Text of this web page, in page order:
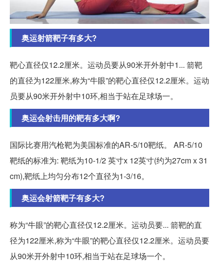
奥运射箭靶子有多大?
靶心直径仅12.2厘米。运动员要从90米开外射中1... 箭靶
的直径为122厘米,称为“牛眼”的靶心直径仅12.2厘米。运动
员要从90米开外射中10环,相当于站在足球场一。
奥运会射击用的靶有多大啊?
国际比赛用汽枪靶为美国标准的AR-5/10靶纸。 AR-5/10
靶纸的标准为: 靶纸为10-1/2 英寸x 12英寸(约为27cm x 31
cm),靶纸上均匀分布12个直径为1-3/16。
奥运会射箭靶子有多大?
称为“牛眼”的靶心直径仅12.2厘米。运动员要... 箭靶的直
径为122厘米,称为“牛眼”的靶心直径仅12.2厘米。运动员要
从90米开外射中10环,相当于站在足球场一个。